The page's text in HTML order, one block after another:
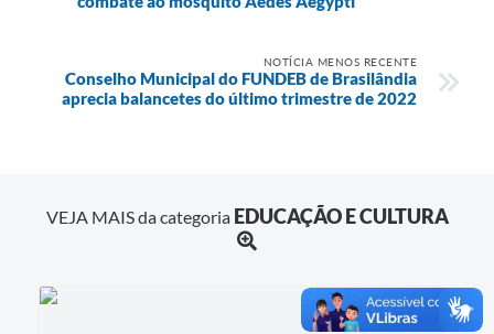
NOTÍCIA MENOS RECENTE
Conselho Municipal do FUNDEB de Brasilândia
aprecia balancetes do último trimestre de 2022
VEJA MAIS da categoria EDUCAÇÃO E CULTURA